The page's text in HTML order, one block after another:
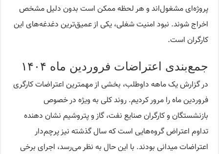
پروژه‌ای مشغول‌اند و هر لحظه ممکن است بدون دلیل مشخص
اخراج شوند. نبود امنیت شغلی، یکی از عمیق‌ترین دغدغه‌های این
کارگران است.
جمع‌بندی اعتراضات فروردین ماه ۱۴۰۴
در گزارش یک ماهه داوطلب، بخشی از مهمترین اعتراضات کارگری
فروردین ماه را مرور کردیم. روند کلی به ویژه در خصوص
بازنشستگان و کارگران صنایع نفت، گاز و پتروشیم نشان دهنده
تداوم اعتراض گروه‌هایی است که سال گذشته نیز پرچم‌دار
اعتراضات میدانی بودند. با این حال به نظر می‌رسد، اجرای برخی